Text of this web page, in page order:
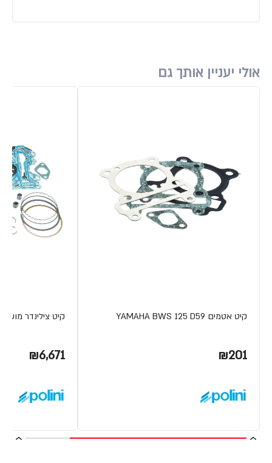
אולי יעניין אותך גם
קיט אטמים YAMAHA BWS 125 D59
₪201
קיט צילינדר מוש.
₪6,671